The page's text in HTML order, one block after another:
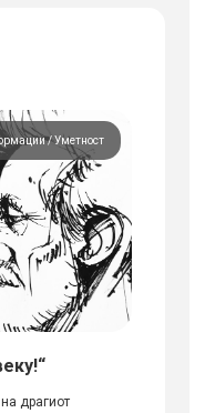
Уметност
драгиот